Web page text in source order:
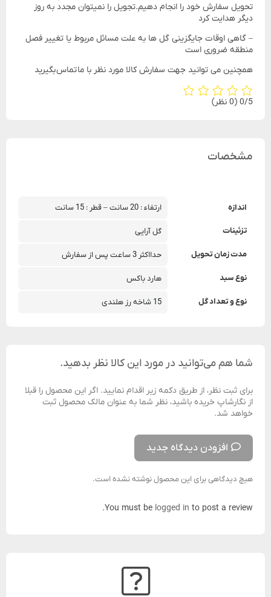
تحویل سفارش خود را انجام دهیم.تجویل را نمیتوان مجدد به روز
دیگر هدایت کرد
– گاهی اوقات جایگزینی گل ها به علت مسائل مربوط یا تغییر فصل
منطقه ضروری است
همچنین می توانید جهت سفارش کالا مورد نظر با ما تماس بگیرید
‫0/5 ‫(0 نظر)
مشخصات
اندازه ارتفاء : 20 سانت – قطر : 15 سانت
تزئینات گل آرایی
مدت زمان تحویل حدااکثر 3 ساعت پس از سفارش
نوع سبد هارد باکس
نوع و تعداد گل 15 شاخه رز هلندی
شما هم می‌توانید در مورد این کالا نظر بدهید.
برای ثبت نظر، از طریق دکمه زیر اقدام نمایید. اگر این محصول را قبلا
از نگارشاپ خریده باشید، نظر شما به عنوان مالک محصول ثبت
خواهد شد.
افزودن دیدگاه جدید
هیچ دیدگاهی برای این محصول نوشته نشده است.
You must be logged in to post a review.